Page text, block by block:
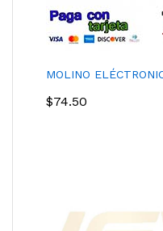
MOLINO
$74.50